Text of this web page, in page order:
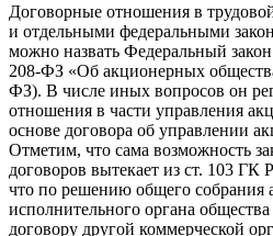
Договорные отношения в
и отдельными федеральными
можно назвать Федеральный
208-ФЗ «Об акционерных
ФЗ). В числе иных вопросов он
отношения в части управления
основе договора об управлении
Отметим, что сама возможность
договоров вытекает из ст. 103
что по решению общего собрания
исполнительного органа
договору другой коммерческой